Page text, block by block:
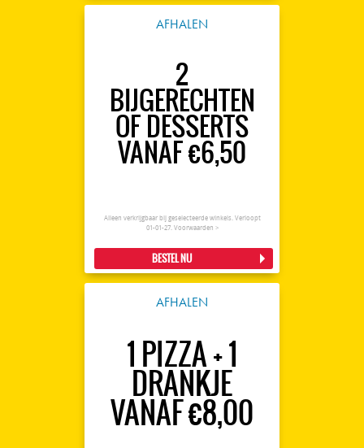
AFHALEN
2
BIJGERECHTEN
OF DESSERTS
VANAF €6,50
Alleen verkrijgbaar bij geselecteerde winkels. Verloopt
01-01-27. Voorwaarden >
BESTEL NU
AFHALEN
1 PIZZA + 1
DRANKJE
VANAF €8,00